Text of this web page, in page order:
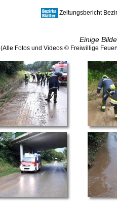
Zeitungsbericht
Einige
(Alle Fotos und Videos © Freiwillige